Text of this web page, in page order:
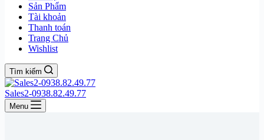
Sản Phẩm
Tài khoản
Thanh toán
Trang Chủ
Wishlist
Tìm kiếm
Sales2-0938.82.49.77
Menu